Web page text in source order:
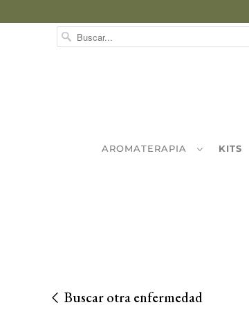
AROMATERAPIA KITS
Buscar otra enfermedad